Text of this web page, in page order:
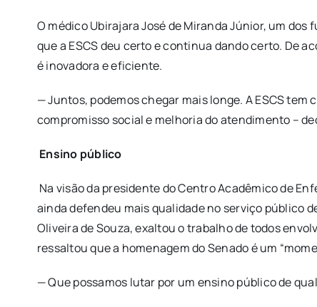
O médico Ubirajara José de Miranda Júnior, um
que a ESCS deu certo e continua dando certo. De
é inovadora e eficiente.
— Juntos, podemos chegar mais longe. A ESCS
compromisso social e melhoria do atendimento –
Ensino público
Na visão da presidente do Centro Acadêmico de
ainda defendeu mais qualidade no serviço público
Oliveira de Souza, exaltou o trabalho de todos
ressaltou que a homenagem do Senado é um
— Que possamos lutar por um ensino público de